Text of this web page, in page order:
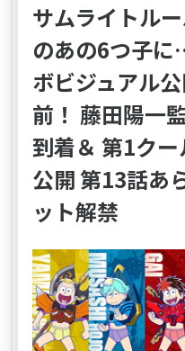
サムライトル
のあの6つ子
ボビジュアル
前！ 藤田陽一
到着＆ 第1ク
公開 第13話あ
ット解禁